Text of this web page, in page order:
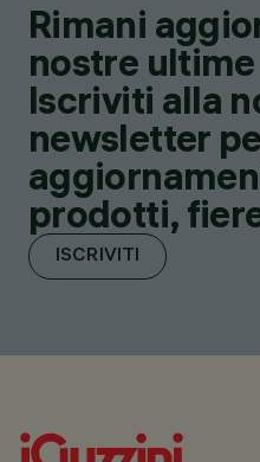
Rimani
nostre
Iscriviti alla
newsletter
prodotti,
ISCRIVITI